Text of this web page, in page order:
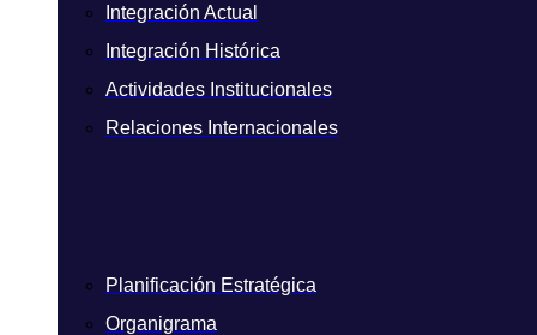
Integración Actual
Integración Histórica
Actividades Institucionales
Relaciones Internacionales
Planificación Estratégica
Organigrama